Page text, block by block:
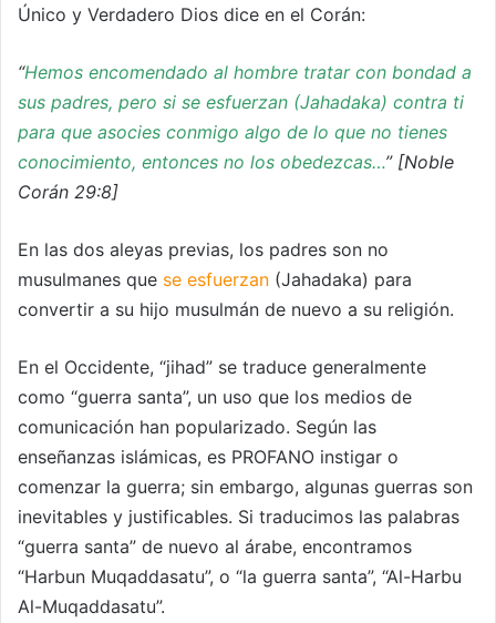
Único y Verdadero Dios dice en el Corán:
“Hemos encomendado al hombre tratar con bondad a
sus padres, pero si se esfuerzan (Jahadaka) contra ti
para que asocies conmigo algo de lo que no tienes
conocimiento, entonces no los obedezcas…” [Noble
Corán 29:8]
En las dos aleyas previas, los padres son no
musulmanes que se esfuerzan (Jahadaka) para
convertir a su hijo musulmán de nuevo a su religión.
En el Occidente, “jihad” se traduce generalmente
como “guerra santa”, un uso que los medios de
comunicación han popularizado. Según las
enseñanzas islámicas, es PROFANO instigar o
comenzar la guerra; sin embargo, algunas guerras son
inevitables y justificables. Si traducimos las palabras
“guerra santa” de nuevo al árabe, encontramos
“Harbun Muqaddasatu”, o “la guerra santa”, “Al-Harbu
Al-Muqaddasatu”.